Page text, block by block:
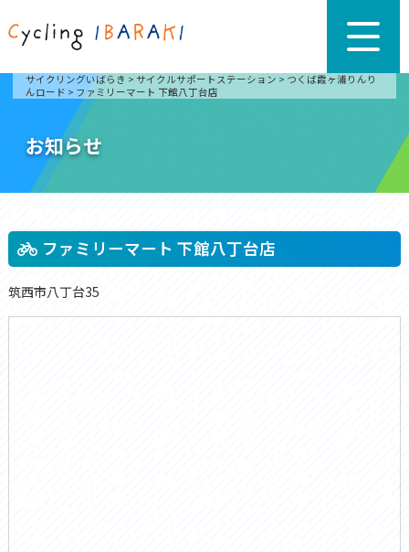
サイクリングいばらき > サイクルサポートステーション > つくば霞ヶ浦りんり
んロード > ファミリーマート 下館八丁台店
お知らせ
ファミリーマート 下館八丁台店
筑西市八丁台35